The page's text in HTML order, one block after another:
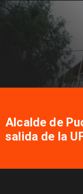
Alcalde de
salida de la